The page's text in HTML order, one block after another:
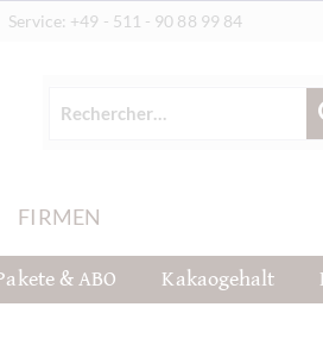
Service: +49 - 511 - 90 88 99 84
FIRMEN
& ABO Kakaogehalt